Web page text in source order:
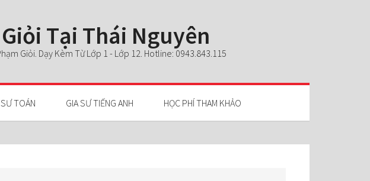
Tại Thái Nguyên
Giỏi. Dạy Kèm Từ Lớp 1 - Lớp 12. Hotline: 0943.843.115
TOÁN GIA SƯ TIẾNG ANH HỌC PHÍ THAM KHẢO